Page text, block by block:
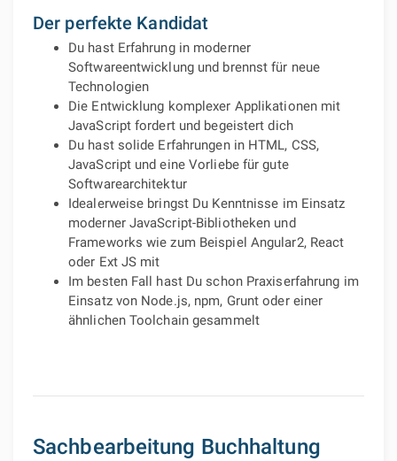
Der perfekte Kandidat
Du hast Erfahrung in moderner
Softwareentwicklung und brennst für neue
Technologien
Die Entwicklung komplexer Applikationen mit
JavaScript fordert und begeistert dich
Du hast solide Erfahrungen in HTML, CSS,
JavaScript und eine Vorliebe für gute
Softwarearchitektur
Idealerweise bringst Du Kenntnisse im Einsatz
moderner JavaScript-Bibliotheken und
Frameworks wie zum Beispiel Angular2, React
oder Ext JS mit
Im besten Fall hast Du schon Praxiserfahrung im
Einsatz von Node.js, npm, Grunt oder einer
ähnlichen Toolchain gesammelt
Sachbearbeitung Buchhaltung